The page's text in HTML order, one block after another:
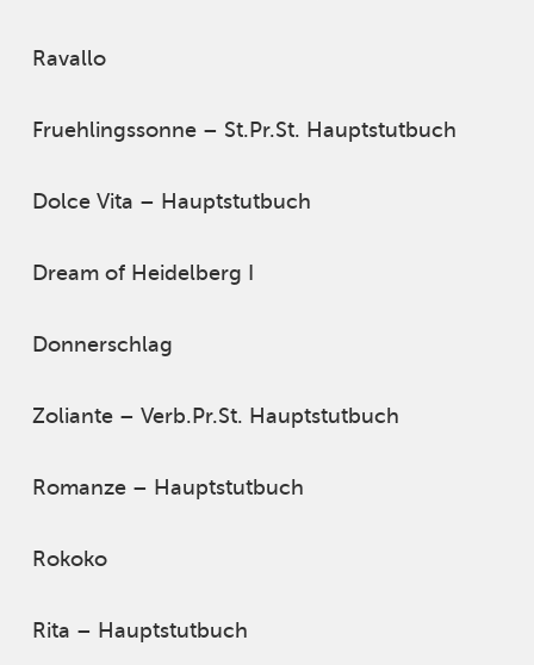
Ravallo
Fruehlingssonne – St.Pr.St. Hauptstutbuch
Dolce Vita – Hauptstutbuch
Dream of Heidelberg I
Donnerschlag
Zoliante – Verb.Pr.St. Hauptstutbuch
Romanze – Hauptstutbuch
Rokoko
Rita – Hauptstutbuch